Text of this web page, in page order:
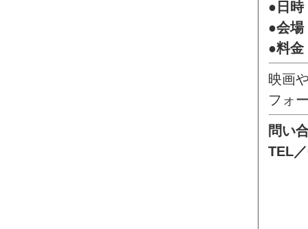
●日時
●会場
●料金
映画
フォ
問い
TEL